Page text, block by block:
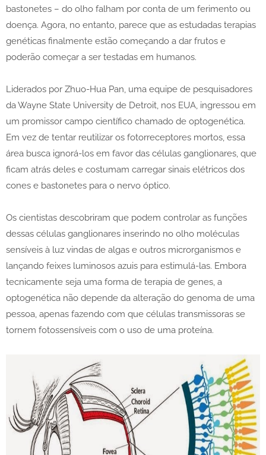
bastonetes – do olho falham por conta de um ferimento ou
doença. Agora, no entanto, parece que as estudadas terapias
genéticas finalmente estão começando a dar frutos e
poderão começar a ser testadas em humanos.
Liderados por Zhuo-Hua Pan, uma equipe de pesquisadores
da Wayne State University de Detroit, nos EUA, ingressou em
um promissor campo científico chamado de optogenética.
Em vez de tentar reutilizar os fotorreceptores mortos, essa
área busca ignorá-los em favor das células ganglionares, que
ficam atrás deles e costumam carregar sinais elétricos dos
cones e bastonetes para o nervo óptico.
Os cientistas descobriram que podem controlar as funções
dessas células ganglionares inserindo no olho moléculas
sensíveis à luz vindas de algas e outros microrganismos e
lançando feixes luminosos azuis para estimulá-las. Embora
tecnicamente seja uma forma de terapia de genes, a
optogenética não depende da alteração do genoma de uma
pessoa, apenas fazendo com que células transmissoras se
tornem fotossensíveis com o uso de uma proteína.